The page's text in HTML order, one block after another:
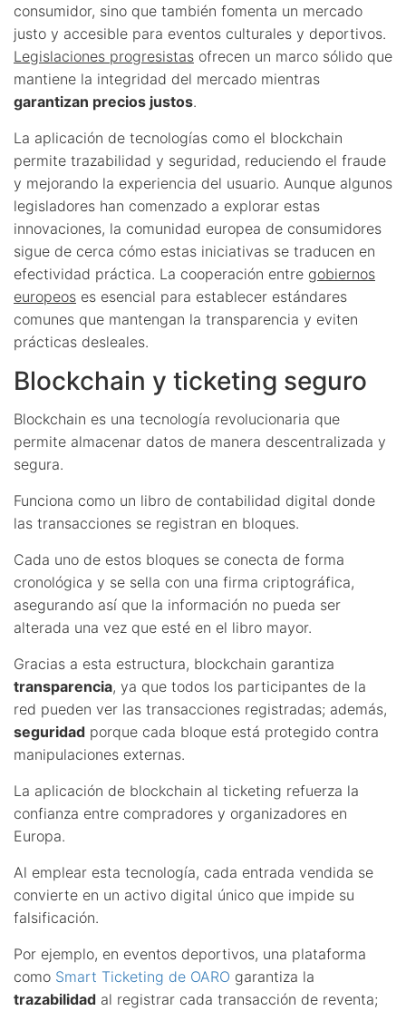
consumidor, sino que también fomenta un mercado
justo y accesible para eventos culturales y deportivos.
Legislaciones progresistas ofrecen un marco sólido que
mantiene la integridad del mercado mientras
garantizan precios justos.
La aplicación de tecnologías como el blockchain
permite trazabilidad y seguridad, reduciendo el fraude
y mejorando la experiencia del usuario. Aunque algunos
legisladores han comenzado a explorar estas
innovaciones, la comunidad europea de consumidores
sigue de cerca cómo estas iniciativas se traducen en
efectividad práctica. La cooperación entre gobiernos
europeos es esencial para establecer estándares
comunes que mantengan la transparencia y eviten
prácticas desleales.
Blockchain y ticketing seguro
Blockchain es una tecnología revolucionaria que
permite almacenar datos de manera descentralizada y
segura.
Funciona como un libro de contabilidad digital donde
las transacciones se registran en bloques.
Cada uno de estos bloques se conecta de forma
cronológica y se sella con una firma criptográfica,
asegurando así que la información no pueda ser
alterada una vez que esté en el libro mayor.
Gracias a esta estructura, blockchain garantiza
transparencia, ya que todos los participantes de la
red pueden ver las transacciones registradas; además,
seguridad porque cada bloque está protegido contra
manipulaciones externas.
La aplicación de blockchain al ticketing refuerza la
confianza entre compradores y organizadores en
Europa.
Al emplear esta tecnología, cada entrada vendida se
convierte en un activo digital único que impide su
falsificación.
Por ejemplo, en eventos deportivos, una plataforma
como Smart Ticketing de OARO garantiza la
trazabilidad al registrar cada transacción de reventa;